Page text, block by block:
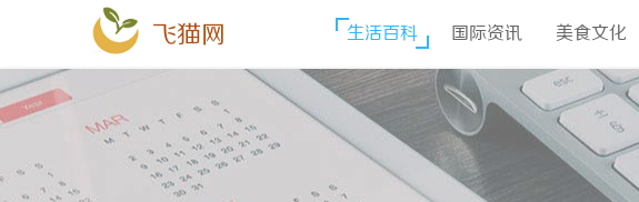
飞猫网 生活百科 国际资讯 美食文化